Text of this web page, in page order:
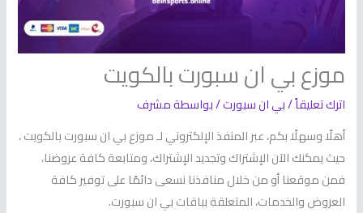
موزع بي ان سبورت بالكويت
اترك تعليقاً/بي ان سبورت/ بواسطةمشرف
أهلًا وسهلًا بكم، عبر المنفذ الإلكتروني لـ موزع بي ان سبورت بالكويت ،
حيث يمكنك الآن الإشتراك وتجديد الإشتراك، ومتابعة كافة عروضنا،
فمن موقعنا أو من خلال منافذنا نسعى دائمًا على توفير كافة
العروض والخدمات، المتعلقة بباقات بي ان سبورت.